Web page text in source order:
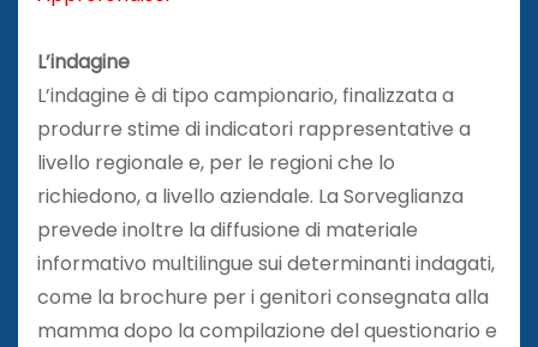
L’indagine
L’indagine è di tipo campionario, finalizzata a
produrre stime di indicatori rappresentative a
livello regionale e, per le regioni che lo
richiedono, a livello aziendale. La Sorveglianza
prevede inoltre la diffusione di materiale
informativo multilingue sui determinanti indagati,
come la brochure per i genitori consegnata alla
mamma dopo la compilazione del questionario e